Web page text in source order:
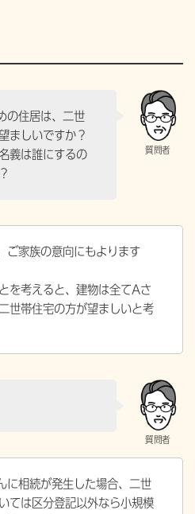
の住居は、二世
ましいですか？
義は誰にするの
ご家族の意向にもよります
を考えると、建物は全てAさ
世帯住宅の方が望ましいと考
に相続が発生した場合、二世
ては区分登記以外なら小規模